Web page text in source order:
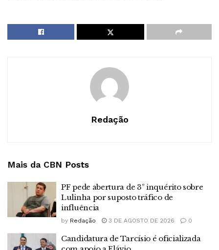
Redação
Mais da CBN Posts
PF pede abertura de 3º inquérito sobre
Lulinha por suposto tráfico de
influência
by Redação 3 DE AGOSTO DE 2026 0
Candidatura de Tarcísio é oficializada